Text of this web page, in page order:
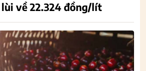
lùi về 22.324 đồng/lít